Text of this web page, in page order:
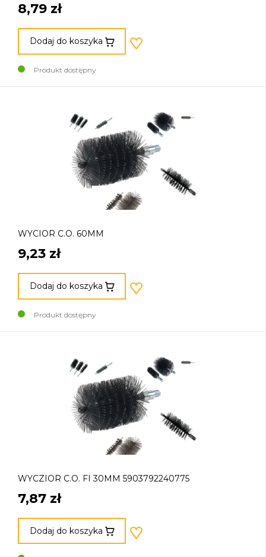
8,79 zł
Dodaj do koszyka
Produkt dostępny
WYCIOR C.O. 60MM
9,23 zł
Dodaj do koszyka
Produkt dostępny
WYCZIOR C.O. FI 30MM 5903792240775
7,87 zł
Dodaj do koszyka